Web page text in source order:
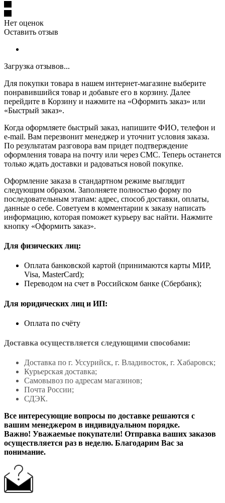
Нет оценок
Оставить отзыв
Загрузка отзывов...
Для покупки товара в нашем интернет-магазине выберите
понравившийся товар и добавьте его в корзину. Далее
перейдите в Корзину и нажмите на «Оформить заказ» или
«Быстрый заказ».
Когда оформляете быстрый заказ, напишите ФИО, телефон и
e-mail. Вам перезвонит менеджер и уточнит условия заказа.
По результатам разговора вам придет подтверждение
оформления товара на почту или через СМС. Теперь останется
только ждать доставки и радоваться новой покупке.
Оформление заказа в стандартном режиме выглядит
следующим образом. Заполняете полностью форму по
последовательным этапам: адрес, способ доставки, оплаты,
данные о себе. Советуем в комментарии к заказу написать
информацию, которая поможет курьеру вас найти. Нажмите
кнопку «Оформить заказ».
Для физических лиц:
Оплата банковской картой (принимаются карты МИР,
Visa, MasterCard);
Переводом на счет в Российском банке (Сбербанк);
Для юридических лиц и ИП:
Оплата по счёту
Доставка осуществляется следующими способами:
Доставка по г. Уссурийск, г. Владивосток, г. Хабаровск;
Курьерская доставка;
Самовывоз по адресам магазинов;
Почта России;
СДЭК.
Все интересующие вопросы по доставке решаются с
вашим менеджером в индивидуальном порядке.
Важно! Уважаемые покупатели! Отправка ваших заказов
осуществляется раз в неделю. Благодарим Вас за
понимание.